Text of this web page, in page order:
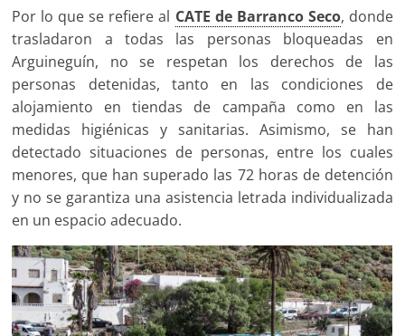
Por lo que se refiere al CATE de Barranco Seco, donde
trasladaron a todas las personas bloqueadas en
Arguineguín, no se respetan los derechos de las
personas detenidas, tanto en las condiciones de
alojamiento en tiendas de campaña como en las
medidas higiénicas y sanitarias. Asimismo, se han
detectado situaciones de personas, entre los cuales
menores, que han superado las 72 horas de detención
y no se garantiza una asistencia letrada individualizada
en un espacio adecuado.